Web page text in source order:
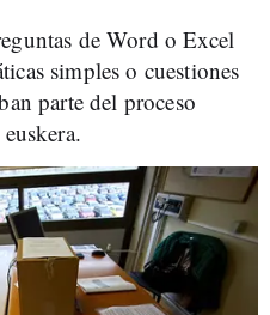
de Word o Excel
simples o cuestiones
parte del proceso